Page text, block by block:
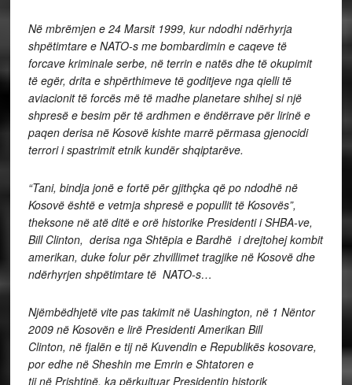
Në mbrëmjen e 24 Marsit 1999, kur ndodhi ndërhyrja
shpëtimtare e NATO-s me bombardimin e caqeve të
forcave kriminale serbe, në terrin e natës dhe të okupimit
të egër, drita e shpërthimeve të goditjeve nga qielli të
aviacionit të forcës më të madhe planetare shihej si një
shpresë e besim për të ardhmen e ëndërrave për lirinë e
paqen derisa në Kosovë kishte marrë përmasa gjenocidi
terrori i spastrimit etnik kundër shqiptarëve.
“Tani, bindja jonë e fortë për gjithçka që po ndodhë në
Kosovë është e vetmja shpresë e popullit të Kosovës”,
theksone në atë ditë e orë historike Presidenti i SHBA-ve,
Bill Clinton, derisa nga Shtëpia e Bardhë i drejtohej kombit
amerikan, duke folur për zhvillimet tragjike në Kosovë dhe
ndërhyrjen shpëtimtare të NATO-s…
Njëmbëdhjetë vite pas takimit në Uashington, në 1 Nëntor
2009 në Kosovën e lirë Presidenti Amerikan Bill
Clinton, në fjalën e tij në Kuvendin e Republikës kosovare,
por edhe në Sheshin me Emrin e Shtatoren e
tij në Prishtinë, ka përkujtuar Presidentin historik